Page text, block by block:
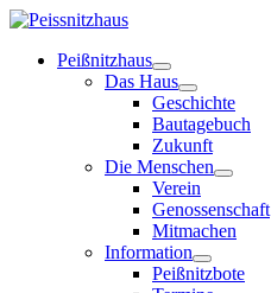
Peißnitzhaus
Das Haus
Geschichte
Bautagebuch
Zukunft
Die Menschen
Verein
Genossenschaft
Mitmachen
Information
Peißnitzbote